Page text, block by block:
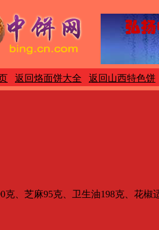
返回烙面饼大全 返回山西特色饼
芝麻95克、卫生油198克、花椒适